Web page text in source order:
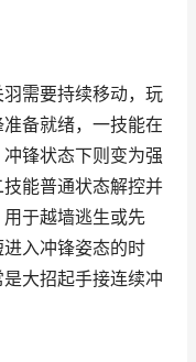
需要持续移动，玩
备就绪，一技能在
锋状态下则变为强
能普通状态解控并
于越墙逃生或先
入冲锋姿态的时
大招起手接连续冲